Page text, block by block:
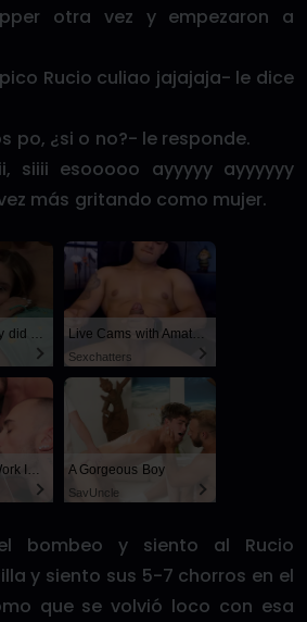
otra vez y empezaron a
Rucio culiao jajajaja- le dice
po, ¿si o no?- le responde.
siiii esooooo ayyyyy ayyyyyy
más gritando como mujer.
Stepbrother, why did you show me your dick? Now I want to fuck you with my wet pussy Live Cams with Amateur Men
Sexchatters
A Stepfather's Work Is Never Done A Gorgeous Boy
SayUncle
bombeo y siento al Rucio
y siento sus 5-7 chorros en el
que se volvió loco con esa